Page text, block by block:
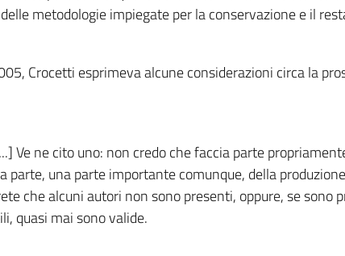
metodologie impiegate per la conservazione e il
Crocetti esprimeva alcune considerazioni circa la
Ve ne cito uno: non credo che faccia parte
una parte importante comunque, della
che alcuni autori non sono presenti, oppure, se sono
quasi mai sono valide.